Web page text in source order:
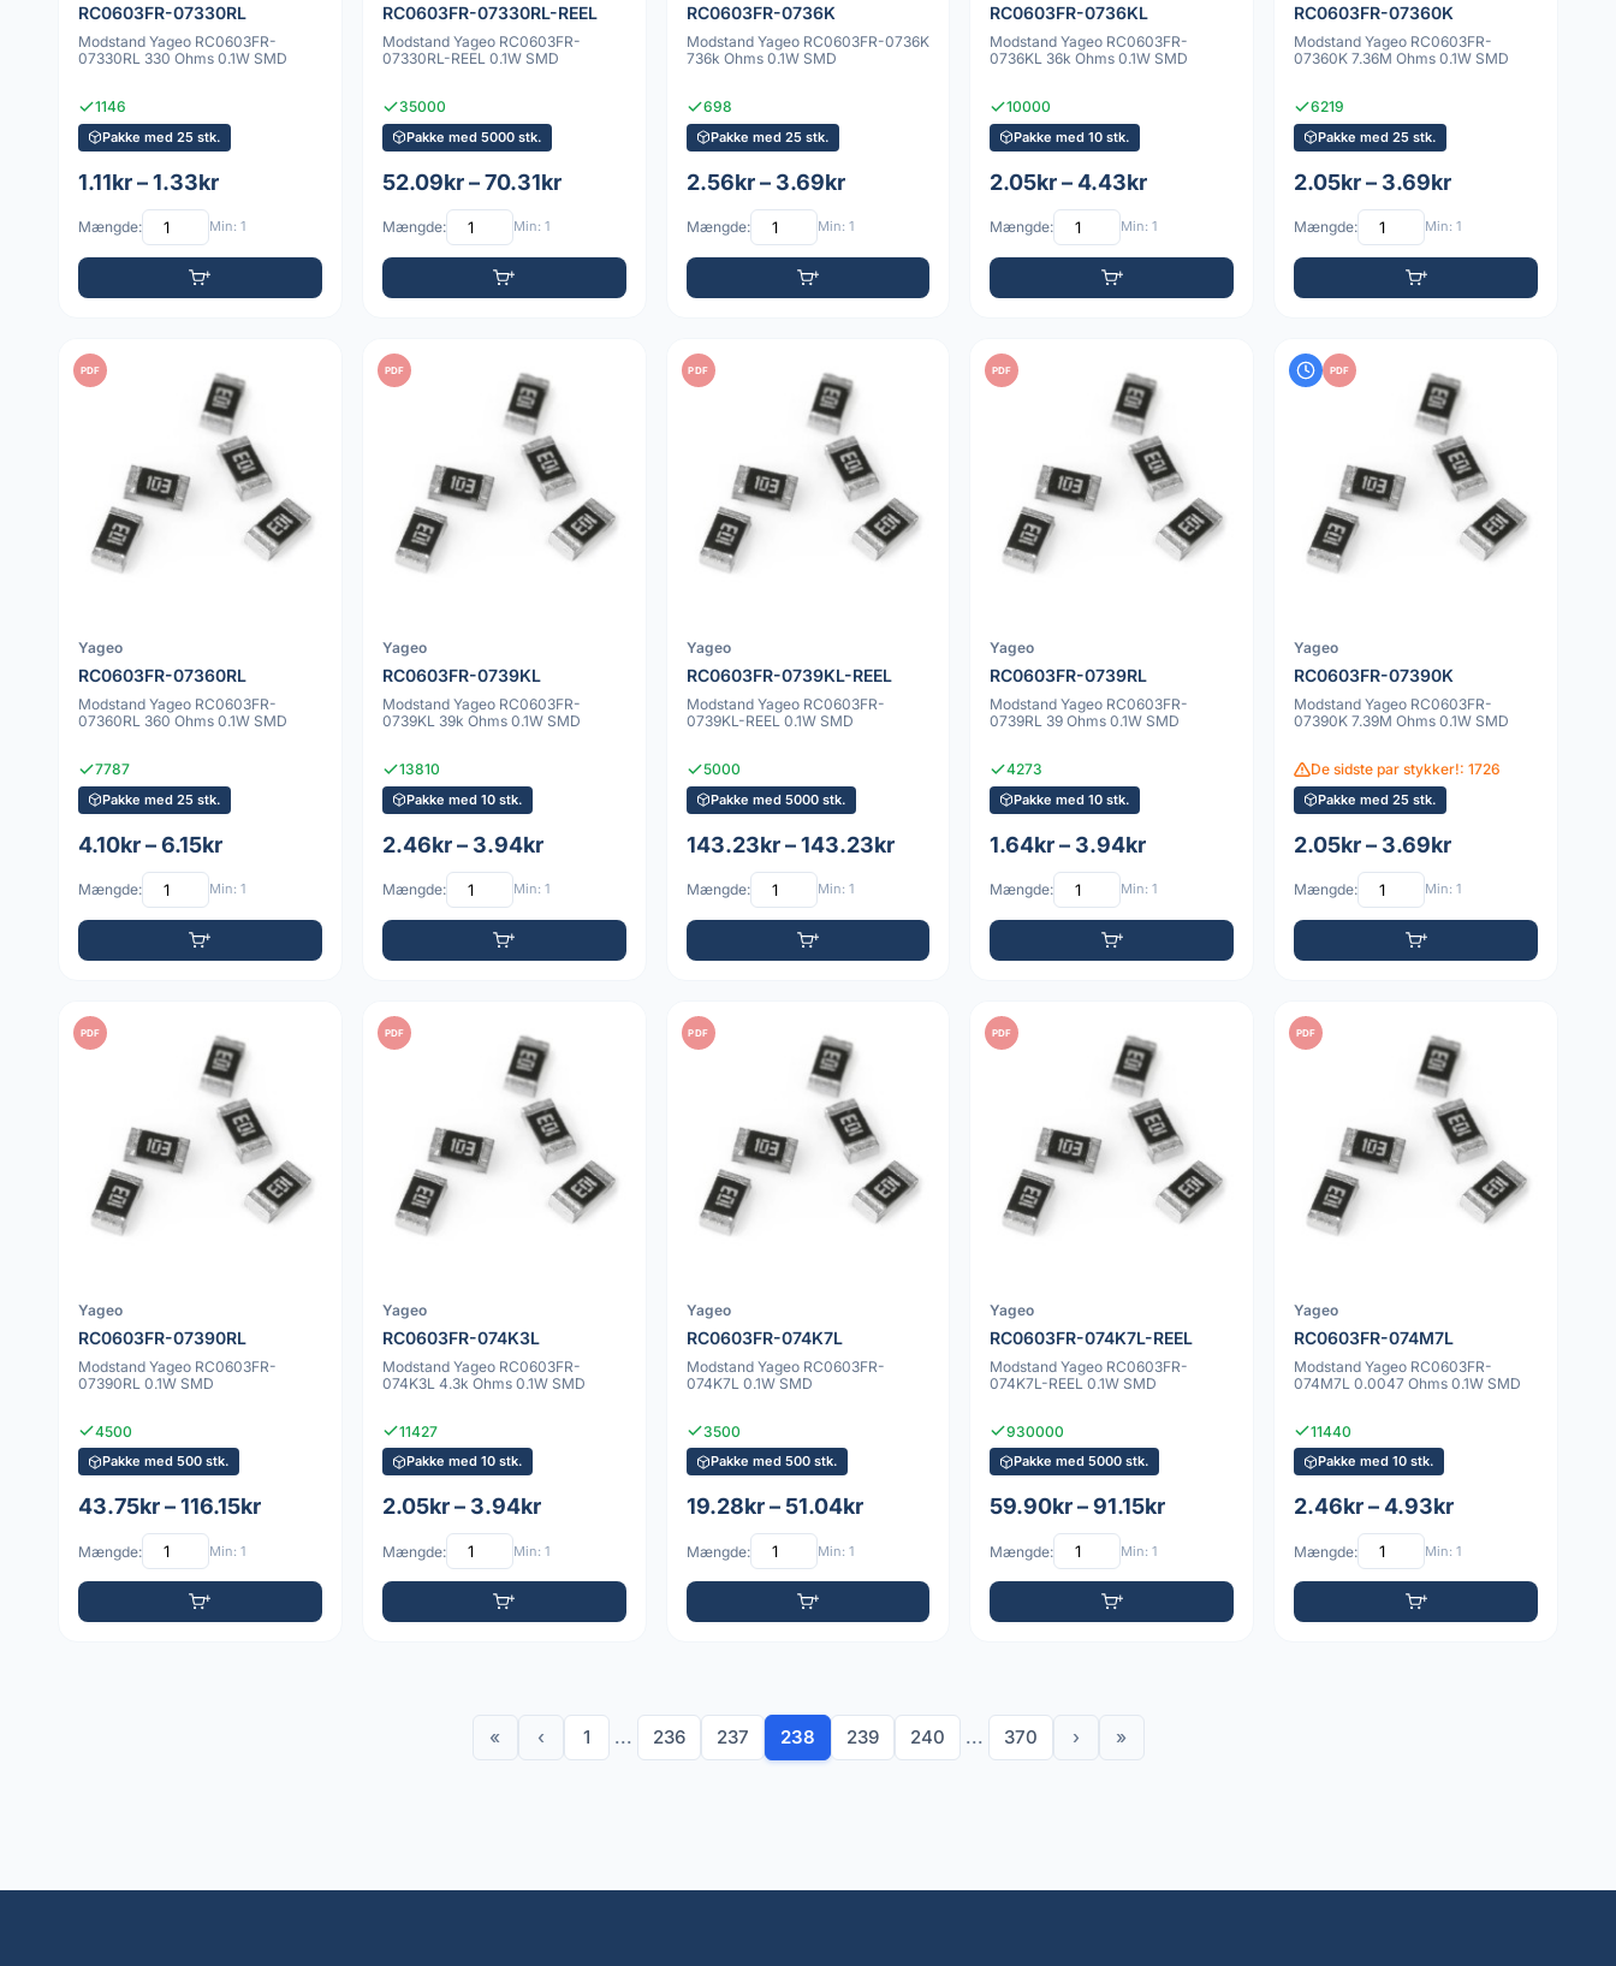
RC0603FR-07330RL
Modstand Yageo RC0603FR-
07330RL 330 Ohms 0.1W SMD
1146
Pakke med 25 stk.
1.11kr – 1.33kr
Mængde: Min: 1
RC0603FR-07330RL-REEL
Modstand Yageo RC0603FR-
07330RL-REEL 0.1W SMD
35000
Pakke med 5000 stk.
52.09kr – 70.31kr
Mængde: Min: 1
RC0603FR-0736K
Modstand Yageo RC0603FR-0736K
736k Ohms 0.1W SMD
698
Pakke med 25 stk.
2.56kr – 3.69kr
Mængde: Min: 1
RC0603FR-0736KL
Modstand Yageo RC0603FR-
0736KL 36k Ohms 0.1W SMD
10000
Pakke med 10 stk.
2.05kr – 4.43kr
Mængde: Min: 1
RC0603FR-07360K
Modstand Yageo RC0603FR-
07360K 7.36M Ohms 0.1W SMD
6219
Pakke med 25 stk.
2.05kr – 3.69kr
Mængde: Min: 1
PDF
Yageo
RC0603FR-07360RL
Modstand Yageo RC0603FR-
07360RL 360 Ohms 0.1W SMD
7787
Pakke med 25 stk.
4.10kr – 6.15kr
Mængde: Min: 1
PDF
Yageo
RC0603FR-0739KL
Modstand Yageo RC0603FR-
0739KL 39k Ohms 0.1W SMD
13810
Pakke med 10 stk.
2.46kr – 3.94kr
Mængde: Min: 1
PDF
Yageo
RC0603FR-0739KL-REEL
Modstand Yageo RC0603FR-
0739KL-REEL 0.1W SMD
5000
Pakke med 5000 stk.
143.23kr – 143.23kr
Mængde: Min: 1
PDF
Yageo
RC0603FR-0739RL
Modstand Yageo RC0603FR-
0739RL 39 Ohms 0.1W SMD
4273
Pakke med 10 stk.
1.64kr – 3.94kr
Mængde: Min: 1
PDF
Yageo
RC0603FR-07390K
Modstand Yageo RC0603FR-
07390K 7.39M Ohms 0.1W SMD
De sidste par stykker!: 1726
Pakke med 25 stk.
2.05kr – 3.69kr
Mængde: Min: 1
PDF
Yageo
RC0603FR-07390RL
Modstand Yageo RC0603FR-
07390RL 0.1W SMD
4500
Pakke med 500 stk.
43.75kr – 116.15kr
Mængde: Min: 1
PDF
Yageo
RC0603FR-074K3L
Modstand Yageo RC0603FR-
074K3L 4.3k Ohms 0.1W SMD
11427
Pakke med 10 stk.
2.05kr – 3.94kr
Mængde: Min: 1
PDF
Yageo
RC0603FR-074K7L
Modstand Yageo RC0603FR-
074K7L 0.1W SMD
3500
Pakke med 500 stk.
19.28kr – 51.04kr
Mængde: Min: 1
PDF
Yageo
RC0603FR-074K7L-REEL
Modstand Yageo RC0603FR-
074K7L-REEL 0.1W SMD
930000
Pakke med 5000 stk.
59.90kr – 91.15kr
Mængde: Min: 1
PDF
Yageo
RC0603FR-074M7L
Modstand Yageo RC0603FR-
074M7L 0.0047 Ohms 0.1W SMD
11440
Pakke med 10 stk.
2.46kr – 4.93kr
Mængde: Min: 1
« ‹ 1 ... 236 237 238 239 240 ... 370 › »